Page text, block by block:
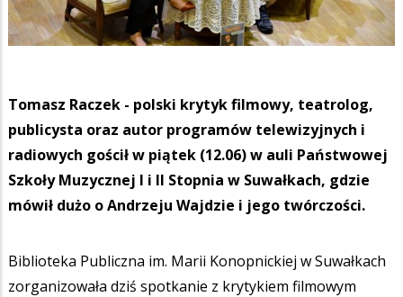
Tomasz Raczek - polski krytyk filmowy, teatrolog,
publicysta oraz autor programów telewizyjnych i
radiowych gościł w piątek (12.06) w auli Państwowej
Szkoły Muzycznej I i II Stopnia w Suwałkach, gdzie
mówił dużo o Andrzeju Wajdzie i jego twórczości.
Biblioteka Publiczna im. Marii Konopnickiej w Suwałkach
zorganizowała dziś spotkanie z krytykiem filmowym